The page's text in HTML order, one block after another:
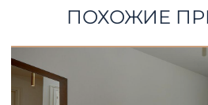
ПОХОЖИЕ